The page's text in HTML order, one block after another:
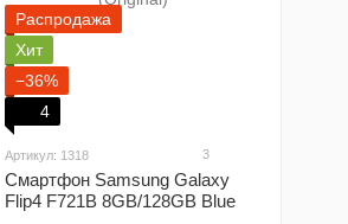
Распродажа
Хит
−36%
4
Артикул: 1318 3
Смартфон Samsung Galaxy
Flip4 F721B 8GB/128GB Blue